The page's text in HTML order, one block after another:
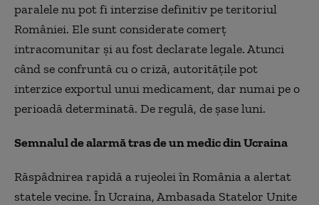
paralele nu pot fi interzise definitiv pe teritoriul
României. Ele sunt considerate comerţ
intracomunitar şi au fost declarate legale. Atunci
când se confruntă cu o criză, autorităţile pot
interzice exportul unui medicament, dar numai pe o
perioadă determinată. De regulă, de şase luni.
Semnalul de alarmă tras de un medic din Ucraina
Răspâdnirea rapidă a rujeolei în România a alertat
statele vecine. În Ucraina, Ambasada Statelor Unite